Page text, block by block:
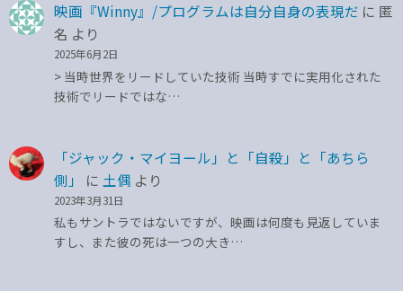
映画『Winny』/プログラムは自分自身の表現だ に 匿
名 より
2025年6月2日
> 当時世界をリードしていた技術 当時すでに実用化された
技術でリードではな…
「ジャック・マイヨール」と「自殺」と「あちら
側」
に 土偶 より
2023年3月31日
私もサントラではないですが、映画は何度も見返していま
すし、また彼の死は一つの大き…